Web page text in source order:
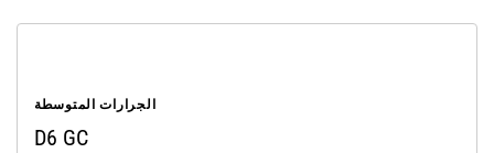
الجرارات المتوسطة
D6 GC